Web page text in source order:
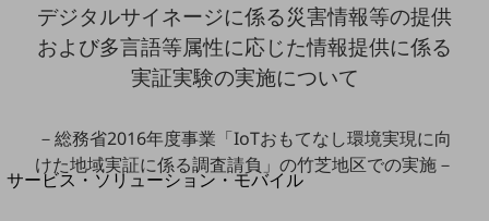
地域経済のさらなる活性化に取り組みます
自治体・地域社会との共創
LGPF(Local Government Platform)
サービス・ソリューション・モバイル
デジタルサイネージに係る災害情報等の提供
および多言語等属性に応じた情報提供に係る
実証実験の実施について
－総務省2016年度事業「IoTおもてなし環境実現に向
けた地域実証に係る調査請負」の竹芝地区での実施－